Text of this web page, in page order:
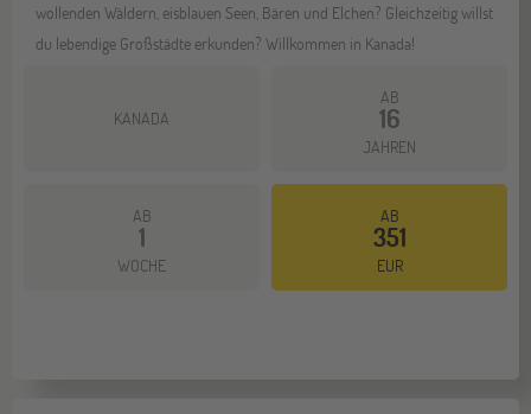
wollenden Wäldern, eisblauen Seen, Bären und Elchen? Gleichzeitig willst
du lebendige Großstädte erkunden? Willkommen in Kanada!
KANADA
AB
16
JAHREN
AB
1
WOCHE
AB
351
EUR